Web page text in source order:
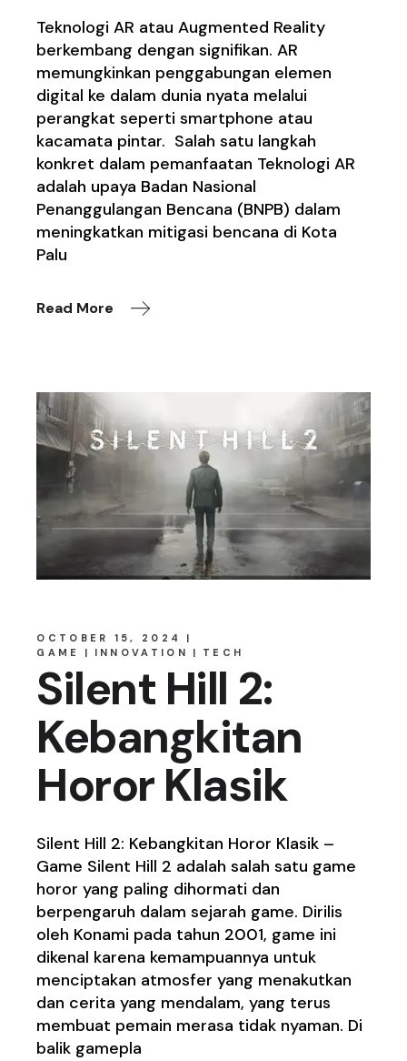
Teknologi AR atau Augmented Reality
berkembang dengan signifikan. AR
memungkinkan penggabungan elemen
digital ke dalam dunia nyata melalui
perangkat seperti smartphone atau
kacamata pintar. Salah satu langkah
konkret dalam pemanfaatan Teknologi AR
adalah upaya Badan Nasional
Penanggulangan Bencana (BNPB) dalam
meningkatkan mitigasi bencana di Kota
Palu
Read More
OCTOBER 15, 2024
GAME
INNOVATION TECH
Silent Hill 2:
Kebangkitan
Horor Klasik
Silent Hill 2: Kebangkitan Horor Klasik –
Game Silent Hill 2 adalah salah satu game
horor yang paling dihormati dan
berpengaruh dalam sejarah game. Dirilis
oleh Konami pada tahun 2001, game ini
dikenal karena kemampuannya untuk
menciptakan atmosfer yang menakutkan
dan cerita yang mendalam, yang terus
membuat pemain merasa tidak nyaman. Di
balik gamepla